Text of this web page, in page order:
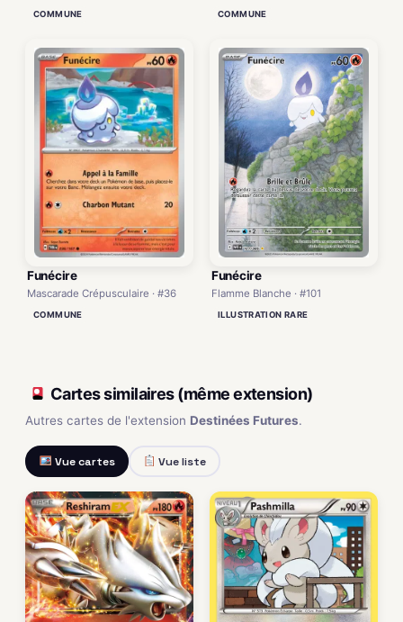
COMMUNE COMMUNE
Funécire
Mascarade Crépusculaire · #36
COMMUNE
Funécire
Flamme Blanche · #101
ILLUSTRATION RARE
Cartes similaires (même extension)
Autres cartes de l'extension Destinées Futures.
Vue cartes Vue liste